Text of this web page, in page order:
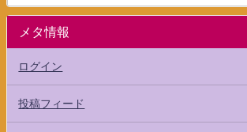
メタ情報
ログイン
投稿フィード